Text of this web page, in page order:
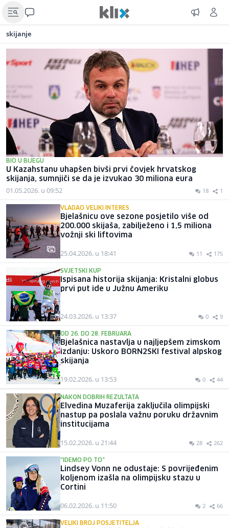
skijanje
BIO U BIJEGU
U Kazahstanu uhapšen bivši prvi čovjek hrvatskog
skijanja, sumnjiči se da je izvukao 30 miliona eura
01.05.2026. u 09:52 18 1
VLADAO VELIKI INTERES
Bjelašnicu ove sezone posjetilo više od
200.000 skijaša, zabilježeno i 1,5 miliona
vožnji ski liftovima
25.04.2026. u 18:41 11 175
SVJETSKI KUP
Ispisana historija skijanja: Kristalni globus
prvi put ide u Južnu Ameriku
24.03.2026. u 13:37 0 9
OD 26. DO 28. FEBRUARA
Bjelašnica nastavlja u najljepšem zimskom
izdanju: Uskoro BORN2SKI festival alpskog
skijanja
19.02.2026. u 13:53 0 44
NAKON DOBRIH REZULTATA
Elvedina Muzaferija zaključila olimpijski
nastup pa poslala važnu poruku državnim
institucijama
15.02.2026. u 21:44 28 262
"IDEMO PO TO"
Lindsey Vonn ne odustaje: S povrijeđenim
koljenom izašla na olimpijsku stazu u
Cortini
06.02.2026. u 11:50 2 66
VELIKI BROJ POSJETITELJA